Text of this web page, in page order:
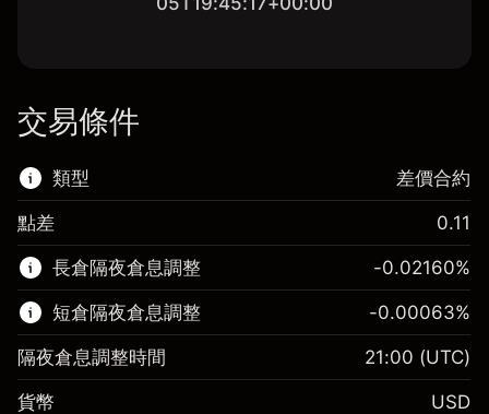
交易條件
類型
該金融市場可進行差價合約交易。
了解更多：
差價合約
差價合約
點差 0.11
長倉隔夜倉息調整 -0.02160%
短倉隔夜倉息調整 -0.00063%
隔夜倉息調整時間 21:00 (UTC)
貨幣 USD